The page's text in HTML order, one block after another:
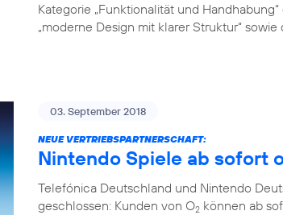
Kategorie „Funktionalität und
„moderne Design mit klarer Struktur“ sowie
03. September 2018
NEUE VERTRIEBSPARTNERSCHAFT:
Nintendo Spiele ab sofort
Telefónica Deutschland und Nintendo
geschlossen: Kunden von O2 können ab